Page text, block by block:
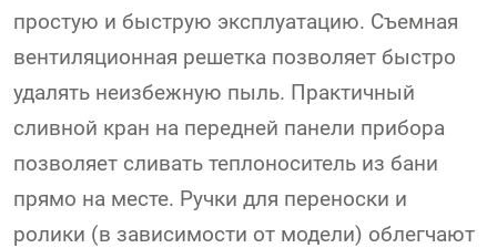
простую и быструю эксплуатацию. Съемная
вентиляционная решетка позволяет быстро
удалять неизбежную пыль. Практичный
сливной кран на передней панели прибора
позволяет сливать теплоноситель из бани
прямо на месте. Ручки для переноски и
ролики (в зависимости от модели) облегчают